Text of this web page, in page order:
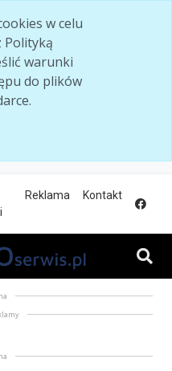
w celu
Polityką
warunki
do plików
Reklama Kontakt